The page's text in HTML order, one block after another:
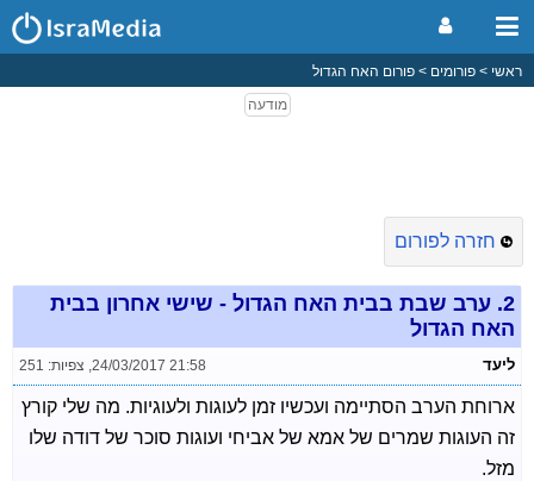
ראשי פורומים פורום האח הגדול
חזרה לפורום
2. ערב שבת בבית האח הגדול - שישי אחרון בבית
האח הגדול
ליעד 24/03/2017 21:58
, צפיות: 251
ארוחת הערב הסתיימה ועכשיו זמן לעוגות ולעוגיות. מה שלי קורץ
זה העוגות שמרים של אמא של אביחי ועוגות סוכר של דודה שלו
מזל.